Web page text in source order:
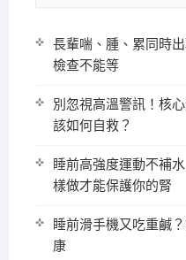
長輩喘、腫、累同時
檢查不能等
別忽視高溫警訊！核
該如何自救？
睡前高強度運動不補
樣做才能保護你的腎
睡前滑手機又吃重鹹
康